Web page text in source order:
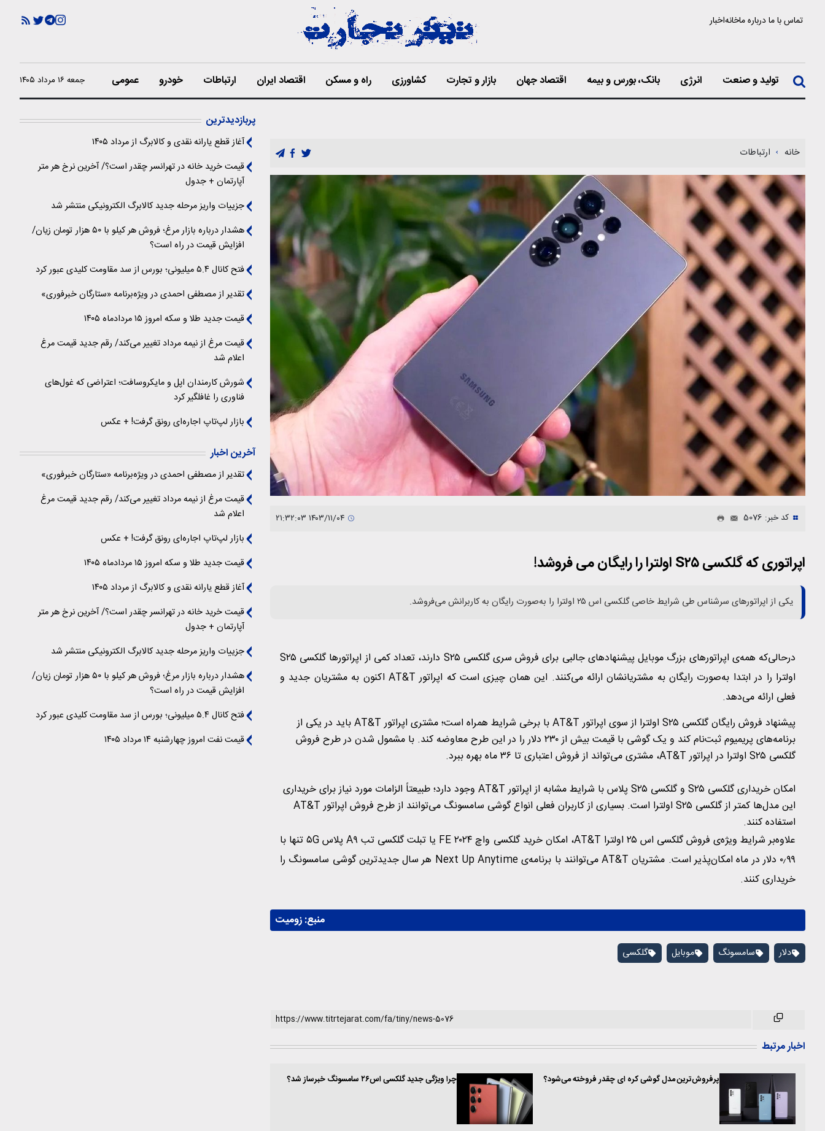
تماس با مادرباره ماخانهاخبار
تولید و صنعت انرژی بانک، بورس و بیمه اقتصاد جهان بازار و تجارت کشاورزی راه و مسکن اقتصاد ایران ارتباطات خودرو عمومی جمعه ۱۶ مرداد ۱۴۰۵
خانه ارتباطات
کد خبر: 5076
اپراتوری که گلکسی S۲۵ اولترا را رایگان می فروشد!
یکی از اپراتورهای سرشناس طی شرایط خاصی گلکسی اس ۲۵ اولترا را به‌صورت رایگان به کاربرانش می‌فروشد.
درحالی‌که همه‌ی اپراتورهای بزرگ موبایل پیشنهادهای جالبی برای فروش سری گلکسی S۲۵ دارند، تعداد کمی از اپراتورها گلکسی S۲۵
اولترا را در ابتدا به‌صورت رایگان به مشتریانشان ارائه می‌کنند. این همان چیزی است که اپراتور AT&T اکنون به مشتریان جدید و
فعلی ارائه می‌دهد.
پیشنهاد فروش رایگان گلکسی S۲۵ اولترا از سوی اپراتور AT&T با برخی شرایط همراه است؛ مشتری اپراتور AT&T باید در یکی از
برنامه‌های پریمیوم ثبت‌نام کند و یک گوشی با قیمت بیش از ۲۳۰ دلار را در این طرح معاوضه کند. با مشمول شدن در طرح فروش
گلکسی S۲۵ اولترا در اپراتور AT&T، مشتری می‌تواند از فروش اعتباری تا ۳۶ ماه بهره ببرد.
امکان خریداری گلکسی S۲۵ و گلکسی S۲۵ پلاس با شرایط مشابه از اپراتور AT&T وجود دارد؛ طبیعتاً الزامات مورد نیاز برای خریداری
این مدل‌ها کمتر از گلکسی S۲۵ اولترا است. بسیاری از کاربران فعلی انواع گوشی سامسونگ می‌توانند از طرح فروش اپراتور AT&T
استفاده کنند.
علاوه‌بر شرایط ویژه‌ی فروش گلکسی اس ۲۵ اولترا AT&T، امکان خرید گلکسی واچ FE ۲۰۲۴ یا تبلت گلکسی تب A۹ پلاس ۵G تنها با
۰٫۹۹ دلار در ماه امکان‌پذیر است. مشتریان AT&T می‌توانند با برنامه‌ی Next Up Anytime هر سال جدیدترین گوشی سامسونگ را
خریداری کنند.
منبع:زومیت
دلار سامسونگ موبایل گلکسی
اخبار مرتبط
پرفروش‌ترین مدل گوشی کره ای چقدر فروخته می‌شود؟ چرا ویژگی جدید گلکسی اس۲۶ سامسونگ خبرساز شد؟
پربازدیدترین
آغاز قطع یارانه نقدی و کالابرگ از مرداد ۱۴۰۵
قیمت خرید خانه در تهرانسر چقدر است؟/ آخرین نرخ هر متر
آپارتمان + جدول
جزییات واریز مرحله جدید کالابرگ الکترونیکی منتشر شد
هشدار درباره بازار مرغ؛ فروش هر کیلو با ۵۰ هزار تومان زیان/
افزایش قیمت در راه است؟
فتح کانال ۵.۴ میلیونی؛ بورس از سد مقاومت کلیدی عبور کرد
تقدیر از مصطفی احمدی در ویژه‌برنامه «ستارگان خبرفوری»
قیمت جدید طلا و سکه امروز ۱۵ مردادماه ۱۴۰۵
قیمت مرغ از نیمه مرداد تغییر می‌کند/ رقم جدید قیمت مرغ
اعلام شد
شورش کارمندان اپل و مایکروسافت؛ اعتراضی که غول‌های
فناوری را غافلگیر کرد
بازار لپ‌تاپ اجاره‌ای رونق گرفت! + عکس
آخرین اخبار
تقدیر از مصطفی احمدی در ویژه‌برنامه «ستارگان خبرفوری»
قیمت مرغ از نیمه مرداد تغییر می‌کند/ رقم جدید قیمت مرغ
اعلام شد
بازار لپ‌تاپ اجاره‌ای رونق گرفت! + عکس
قیمت جدید طلا و سکه امروز ۱۵ مردادماه ۱۴۰۵
آغاز قطع یارانه نقدی و کالابرگ از مرداد ۱۴۰۵
قیمت خرید خانه در تهرانسر چقدر است؟/ آخرین نرخ هر متر
آپارتمان + جدول
جزییات واریز مرحله جدید کالابرگ الکترونیکی منتشر شد
هشدار درباره بازار مرغ؛ فروش هر کیلو با ۵۰ هزار تومان زیان/
افزایش قیمت در راه است؟
فتح کانال ۵.۴ میلیونی؛ بورس از سد مقاومت کلیدی عبور کرد
قیمت نفت امروز چهارشنبه ۱۴ مرداد ۱۴۰۵